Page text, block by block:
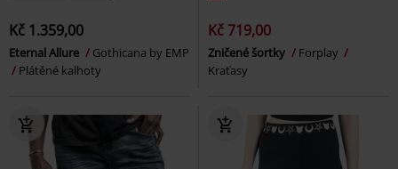
Kč 1.359,00
Eternal Allure
Gothicana by EMP
Plátěné kalhoty
Kč 719,00
Zničené šortky
Forplay
Kraťasy